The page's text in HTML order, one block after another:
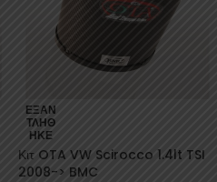
ΕΞΑΝ
ΤΛΉΘ
ΗΚΕ
Κιτ OTA VW Scirocco 1.4lt TSI
2008-> BMC